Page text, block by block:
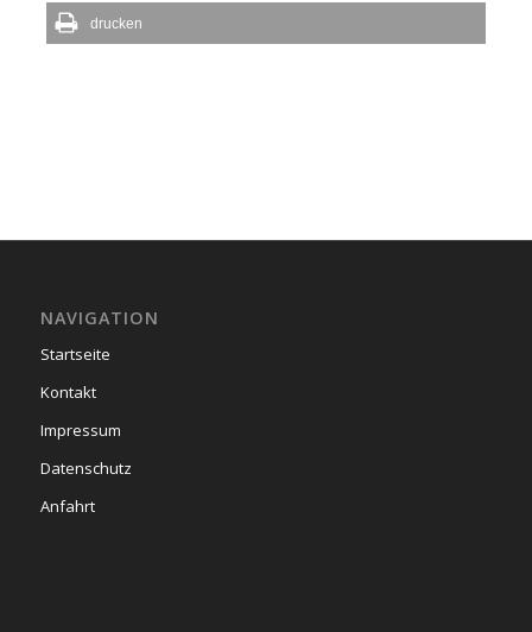
drucken
NAVIGATION
Startseite
Kontakt
Impressum
Datenschutz
Anfahrt